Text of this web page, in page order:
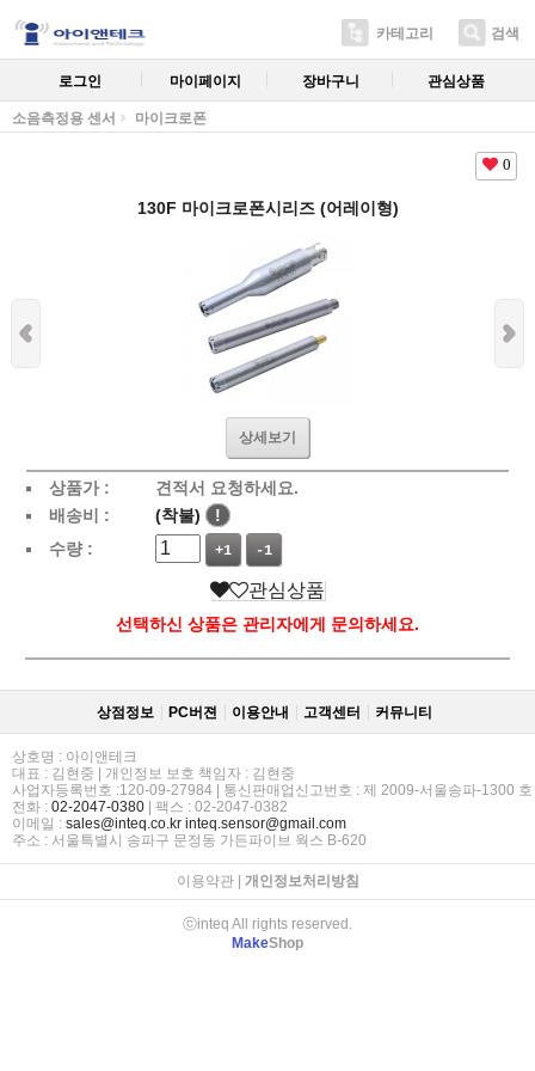
카테고리 검색
로그인 마이페이지 장바구니 관심상품
소음측정용 센서 마이크로폰
0
130F 마이크로폰시리즈 (어레이형)
상세보기
상품가 :
견적서 요청하세요.
배송비 :
(착불)
!
수량 :
+1 -1
관심상품
선택하신 상품은 관리자에게 문의하세요.
상점정보 PC버젼 이용안내 고객센터 커뮤니티
상호명 : 아이앤테크
대표 : 김현중 | 개인정보 보호 책임자 : 김현중
사업자등록번호 :120-09-27984 | 통신판매업신고번호 : 제 2009-서울송파-1300 호
전화 : 02-2047-0380 | 팩스 : 02-2047-0382
이메일 : sales@inteq.co.kr inteq.sensor@gmail.com
주소 : 서울특별시 송파구 문정동 가든파이브 웍스 B-620
이용약관| 개인정보처리방침
ⓒinteq All rights reserved.
MakeShop